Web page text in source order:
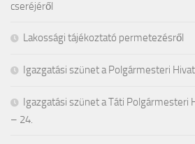
cseréjéről
Lakossági tájékoztató permetezésről
Igazgatási szünet a Polgármesteri
Igazgatási szünet a Táti Polgármesteri
– 24.